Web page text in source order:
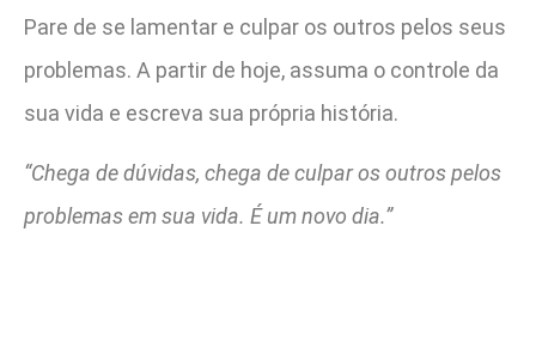
Pare de se lamentar e culpar os outros pelos seus
problemas. A partir de hoje, assuma o controle da
sua vida e escreva sua própria história.
“Chega de dúvidas, chega de culpar os outros pelos
problemas em sua vida. É um novo dia.”